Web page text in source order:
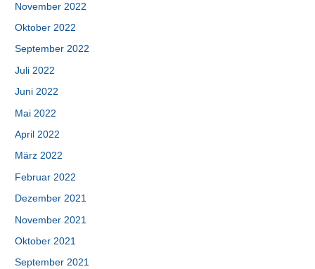
November 2022
Oktober 2022
September 2022
Juli 2022
Juni 2022
Mai 2022
April 2022
März 2022
Februar 2022
Dezember 2021
November 2021
Oktober 2021
September 2021